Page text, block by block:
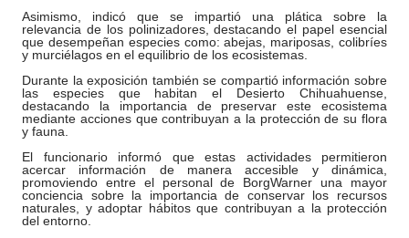
Asimismo, indicó que se impartió una plática sobre la
relevancia de los polinizadores, destacando el papel esencial
que desempeñan especies como: abejas, mariposas, colibríes
y murciélagos en el equilibrio de los ecosistemas.
Durante la exposición también se compartió información sobre
las especies que habitan el Desierto Chihuahuense,
destacando la importancia de preservar este ecosistema
mediante acciones que contribuyan a la protección de su flora
y fauna.
El funcionario informó que estas actividades permitieron
acercar información de manera accesible y dinámica,
promoviendo entre el personal de BorgWarner una mayor
conciencia sobre la importancia de conservar los recursos
naturales, y adoptar hábitos que contribuyan a la protección
del entorno.